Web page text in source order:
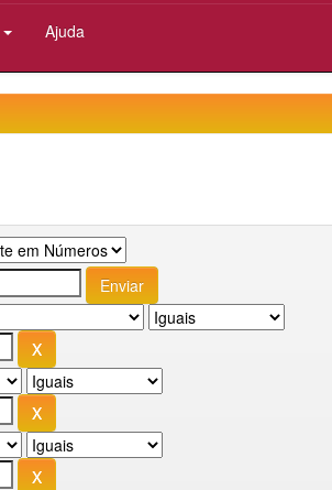
Ajuda